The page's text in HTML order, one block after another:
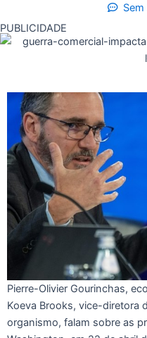
PUBLICIDADE
Pierre-Olivier Gourinchas,
Koeva Brooks, vice-diretora
organismo, falam sobre as